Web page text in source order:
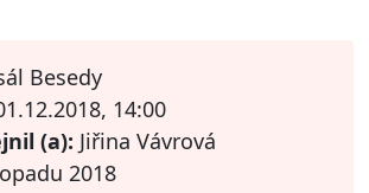
Besedy
14:00
(a): Jiřina Vávrová
2018